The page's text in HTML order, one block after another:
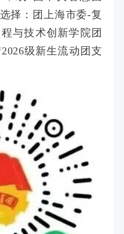
择：团上海市委-复
与技术创新学院团
级新生流动团支